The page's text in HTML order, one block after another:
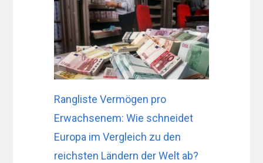
Rangliste Vermögen pro
Erwachsenem: Wie schneidet
Europa im Vergleich zu den
reichsten Ländern der Welt ab?